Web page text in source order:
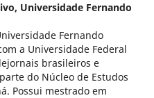
Universidade Fernando
Fernando
a Universidade Federal
brasileiros e
do Núcleo de Estudos
Possui mestrado em